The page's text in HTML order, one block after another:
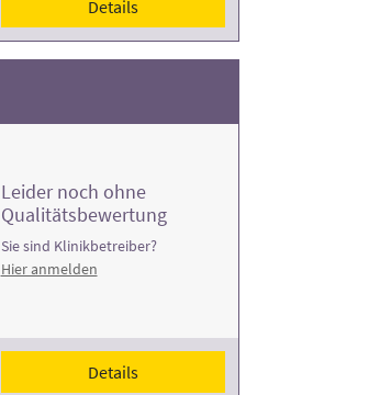
Details
Leider noch ohne
Qualitätsbewertung
Sie sind Klinikbetreiber?
Hier anmelden
Details